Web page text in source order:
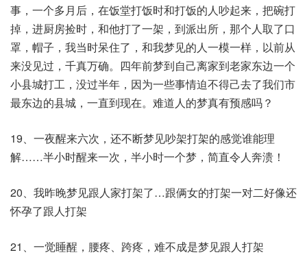
事，一个多月后，在饭堂打饭时和打饭的人吵起来，把碗打
掉，进厨房捡时，和他打了一架，到派出所，那个人取了口
罩，帽子，我当时呆住了，和我梦见的人一模一样，以前从
来没见过，千真万确。四年前梦到自己离家到老家东边一个
小县城打工，没过半年，因为一些事情迫不得己去了我们市
最东边的县城，一直到现在。难道人的梦真有预感吗？
19、一夜醒来六次，还不断梦见吵架打架的感觉谁能理
解……半小时醒来一次，半小时一个梦，简直令人奔溃！​
20、我昨晚梦见跟人家打架了…跟俩女的打架一对二好像还
怀孕了跟人打架
21、一觉睡醒，腰疼、跨疼，难不成是梦见跟人打架